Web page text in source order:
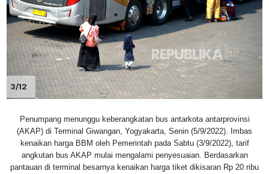
3/12
Penumpang menunggu keberangkatan bus antarkota antarprovinsi
(AKAP) di Terminal Giwangan, Yogyakarta, Senin (5/9/2022). Imbas
kenaikan harga BBM oleh Pemerintah pada Sabtu (3/9/2022), tarif
angkutan bus AKAP mulai mengalami penyesuaian. Berdasarkan
pantauan di terminal besarnya kenaikan harga tiket dikisaran Rp 20 ribu